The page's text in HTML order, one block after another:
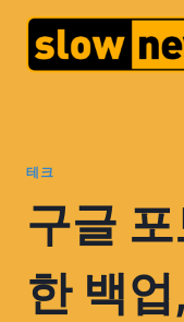
테크
구글
한 백